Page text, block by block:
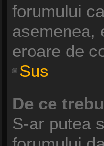
forumului
asemenea,
eroare de
Sus
De ce
S-ar putea